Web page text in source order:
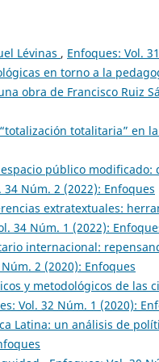
Lévinas , Enfoques: Vol.
en torno a la
obra de Francisco Ruiz
totalitaria” en
público modificado:
34 Núm. 2 (2022): Enfoques
extratextuales:
34 Núm. 1 (2022):
internacional:
2 (2020): Enfoques
y metodológicos de las
Vol. 32 Núm. 1 (2020):
Latina: un análisis de